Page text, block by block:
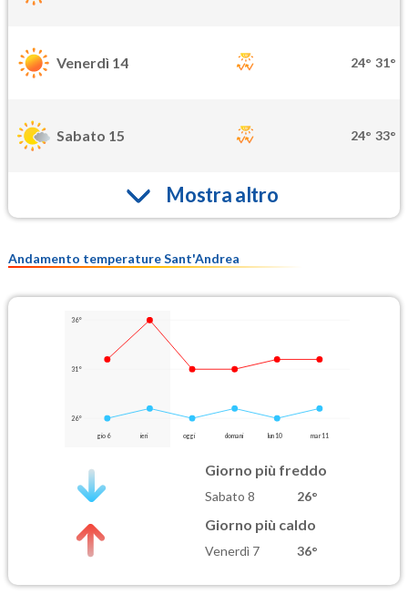
Venerdì 14 24° 31°
Sabato 15 24° 33°
Mostra altro
Andamento temperature Sant'Andrea
36°
31°
26°
gio 6 ieri oggi domani lun 10 mar 11
Giorno più freddo
Sabato 8 26°
Giorno più caldo
Venerdì 7 36°